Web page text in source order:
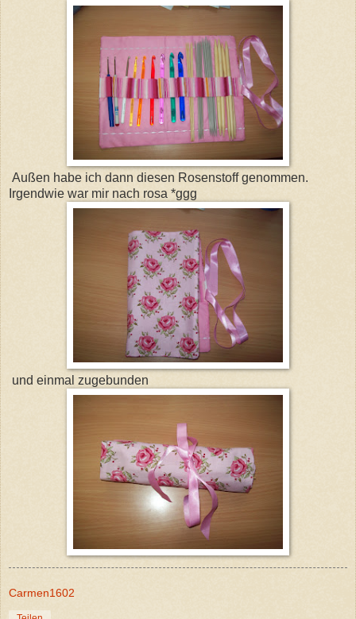
Außen habe ich dann diesen Rosenstoff genommen.
Irgendwie war mir nach rosa *ggg
und einmal zugebunden
Carmen1602